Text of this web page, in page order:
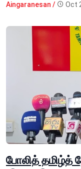
Aingaranesan / Oct
போலித் தமிழ்த்